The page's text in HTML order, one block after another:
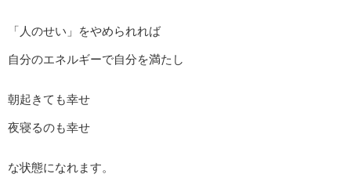
「人のせい」をやめられれば
自分のエネルギーで自分を満たし
朝起きても幸せ
夜寝るのも幸せ
な状態になれます。